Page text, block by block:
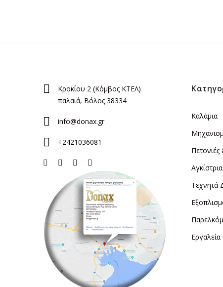
Κροκίου 2 (Κόμβος ΚΤΕΛ)
παλαιά, Βόλος 38334
info@donax.gr
+2421036081
Καλάμια
Αγκίστρια
Τεχνητά